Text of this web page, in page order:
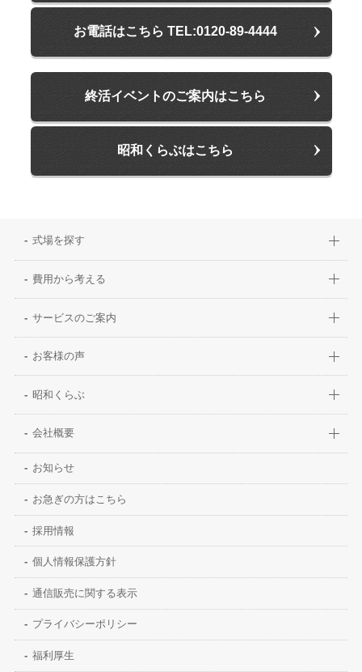
お電話はこちら TEL:0120-89-4444
終活イベントのご案内はこちら
昭和くらぶはこちら
式場を探す
費用から考える
サービスのご案内
お客様の声
昭和くらぶ
会社概要
お知らせ
お急ぎの方はこちら
採用情報
個人情報保護方針
通信販売に関する表示
プライバシーポリシー
福利厚生